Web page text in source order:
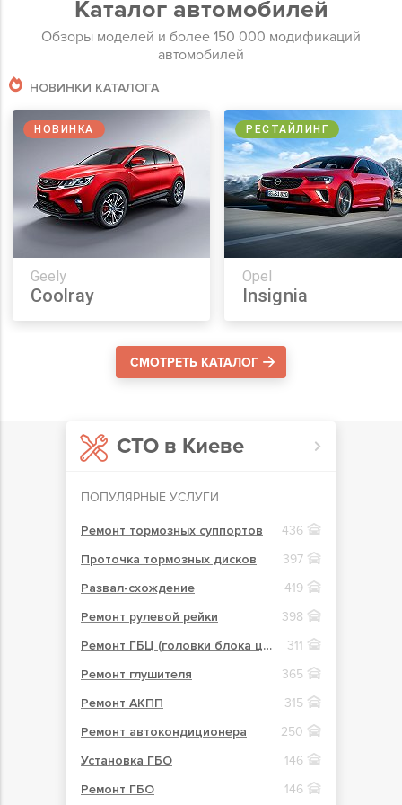
Каталог автомобилей
Обзоры моделей и более 150 000 модификаций
автомобилей
НОВИНКИ КАТАЛОГА
НОВИНКА
Geely
Coolray
РЕСТАЙЛИНГ
Opel
Insignia
СМОТРЕТЬ КАТАЛОГ
СТО в Киеве
ПОПУЛЯРНЫЕ УСЛУГИ
Ремонт тормозных суппортов
436
Проточка тормозных дисков
397
Развал-схождение
419
Ремонт рулевой рейки
398
Ремонт ГБЦ (головки блока цилиндров)
311
Ремонт глушителя
365
Ремонт АКПП
315
Ремонт автокондиционера
250
Установка ГБО
146
Ремонт ГБО
146